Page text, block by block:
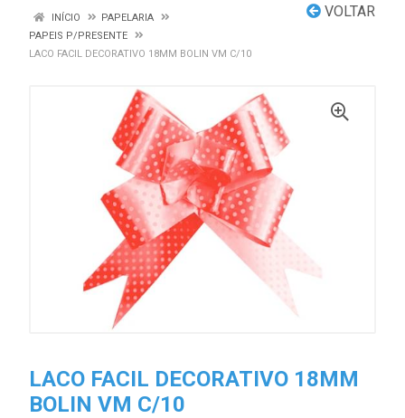
VOLTAR
INÍCIO
PAPELARIA
PAPEIS P/PRESENTE
LACO FACIL DECORATIVO 18MM BOLIN VM C/10
LACO FACIL DECORATIVO 18MM
BOLIN VM C/10